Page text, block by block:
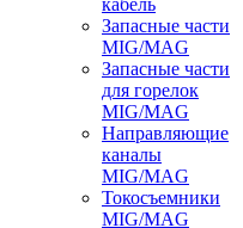
кабель
Запасные части
MIG/MAG
Запасные части
для горелок
MIG/MAG
Направляющие
каналы
MIG/MAG
Токосъемники
MIG/MAG